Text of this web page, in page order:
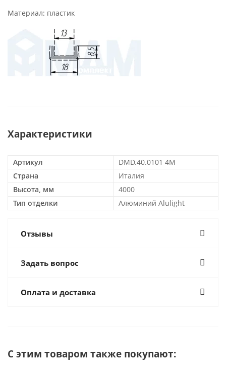
Материал: пластик
Характеристики
Артикул
DMD.40.0101 4M
Страна
Италия
Высота, мм
4000
Тип отделки
Алюминий Alulight
Отзывы
Задать вопрос
Оплата и доставка
С этим товаром также покупают: